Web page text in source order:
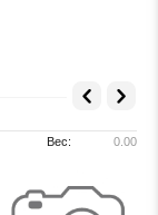
0.000 кг